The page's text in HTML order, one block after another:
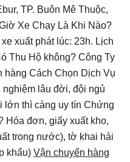
TP. Buôn Mê Thuộc,
Xe Chạy Là Khi Nào?
xuất phát lúc: 23h. Lịch
Thu Hộ không? Công Ty
hàng Cách Chọn Dịch Vụ
lâu đời, đội ngủ
lớn thì càng uy tín Chứng
Hóa đơn, giấy xuất kho,
trong nước), tờ khai hải
khẩu) Vận chuyển hàng